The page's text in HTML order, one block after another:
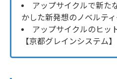
アップサイクルで新た
かした新発想のノベルティ
アップサイクルのヒッ
【京都グレインシステム】